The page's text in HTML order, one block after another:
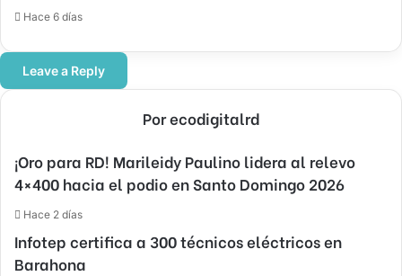
Hace 6 días
Leave a Reply
Por ecodigitalrd
¡Oro para RD! Marileidy Paulino lidera al relevo
4×400 hacia el podio en Santo Domingo 2026
Hace 2 días
Infotep certifica a 300 técnicos eléctricos en
Barahona